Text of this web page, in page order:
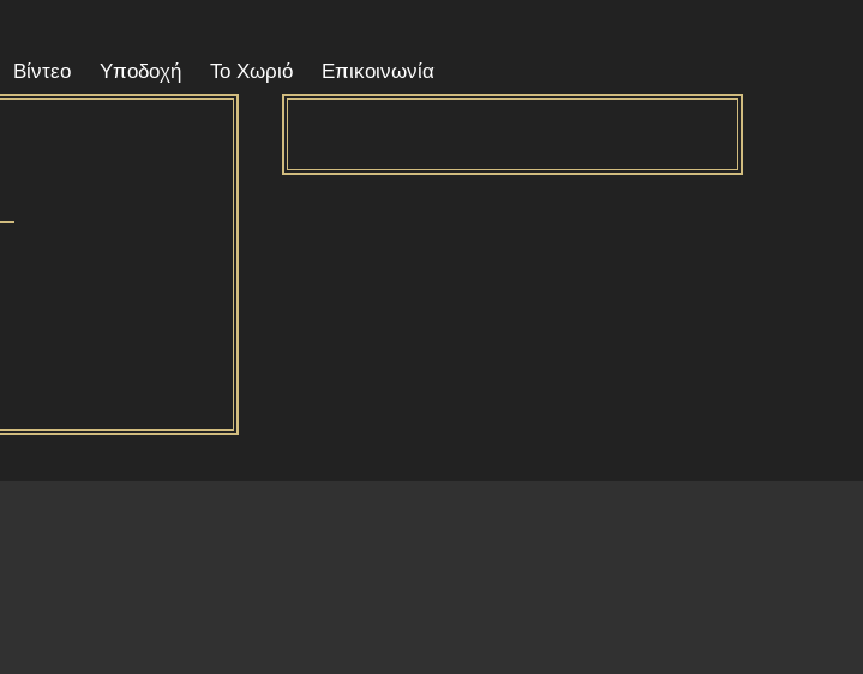
Βίντεο Υποδοχή Το Χωριό Επικοινωνία